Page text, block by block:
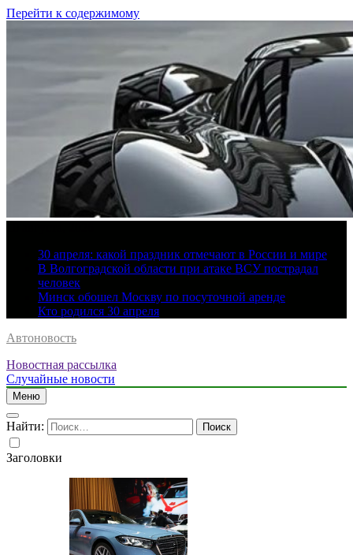
Перейти к содержимому
30 апреля: какой праздник отмечают в России и мире
В Волгоградской области при атаке ВСУ пострадал
человек
Минск обошел Москву по посуточной аренде
Кто родился 30 апреля
Автоновость
Новостная рассылка
Случайные новости
Меню
Найти:
Заголовки